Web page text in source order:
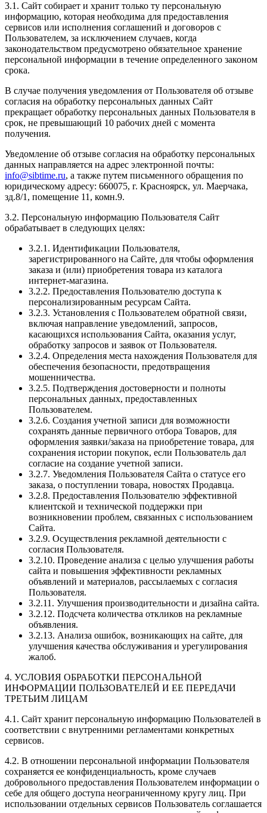
3.1. Сайт собирает и хранит только ту персональную
информацию, которая необходима для предоставления
сервисов или исполнения соглашений и договоров с
Пользователем, за исключением случаев, когда
законодательством предусмотрено обязательное хранение
персональной информации в течение определенного законом
срока.
В случае получения уведомления от Пользователя об отзыве
согласия на обработку персональных данных Сайт
прекращает обработку персональных данных Пользователя в
срок, не превышающий 10 рабочих дней с момента
получения.
Уведомление об отзыве согласия на обработку персональных
данных направляется на адрес электронной почты:
info@sibtime.ru, а также путем письменного обращения по
юридическому адресу: 660075, г. Красноярск, ул. Маерчака,
зд.8/1, помещение 11, комн.9.
3.2. Персональную информацию Пользователя Сайт
обрабатывает в следующих целях:
3.2.1. Идентификации Пользователя,
зарегистрированного на Сайте, для чтобы оформления
заказа и (или) приобретения товара из каталога
интернет-магазина.
3.2.2. Предоставления Пользователю доступа к
персонализированным ресурсам Сайта.
3.2.3. Установления с Пользователем обратной связи,
включая направление уведомлений, запросов,
касающихся использования Сайта, оказания услуг,
обработку запросов и заявок от Пользователя.
3.2.4. Определения места нахождения Пользователя для
обеспечения безопасности, предотвращения
мошенничества.
3.2.5. Подтверждения достоверности и полноты
персональных данных, предоставленных
Пользователем.
3.2.6. Создания учетной записи для возможности
сохранять данные первичного отбора Товаров, для
оформления заявки/заказа на приобретение товара, для
сохранения истории покупок, если Пользователь дал
согласие на создание учетной записи.
3.2.7. Уведомления Пользователя Сайта о статусе его
заказа, о поступлении товара, новостях Продавца.
3.2.8. Предоставления Пользователю эффективной
клиентской и технической поддержки при
возникновении проблем, связанных с использованием
Сайта.
3.2.9. Осуществления рекламной деятельности с
согласия Пользователя.
3.2.10. Проведение анализа с целью улучшения работы
сайта и повышения эффективности рекламных
объявлений и материалов, рассылаемых с согласия
Пользователя.
3.2.11. Улучшения производительности и дизайна сайта.
3.2.12. Подсчета количества откликов на рекламные
объявления.
3.2.13. Анализа ошибок, возникающих на сайте, для
улучшения качества обслуживания и урегулирования
жалоб.
4. УСЛОВИЯ ОБРАБОТКИ ПЕРСОНАЛЬНОЙ
ИНФОРМАЦИИ ПОЛЬЗОВАТЕЛЕЙ И ЕЕ ПЕРЕДАЧИ
ТРЕТЬИМ ЛИЦАМ
4.1. Сайт хранит персональную информацию Пользователей в
соответствии с внутренними регламентами конкретных
сервисов.
4.2. В отношении персональной информации Пользователя
сохраняется ее конфиденциальность, кроме случаев
добровольного предоставления Пользователем информации о
себе для общего доступа неограниченному кругу лиц. При
использовании отдельных сервисов Пользователь соглашается